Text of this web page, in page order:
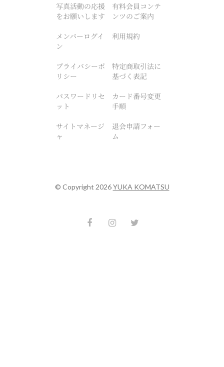
写真活動の応援
をお願いします
有料会員コンテ
ンツのご案内
メンバーログイ
ン
利用規約
プライバシーポ
リシー
特定商取引法に
基づく表記
パスワードリセ
ット
カード番号変更
手順
サイトマネージ
ャ
退会申請フォー
ム
© Copyright 2026YUKA KOMATSU